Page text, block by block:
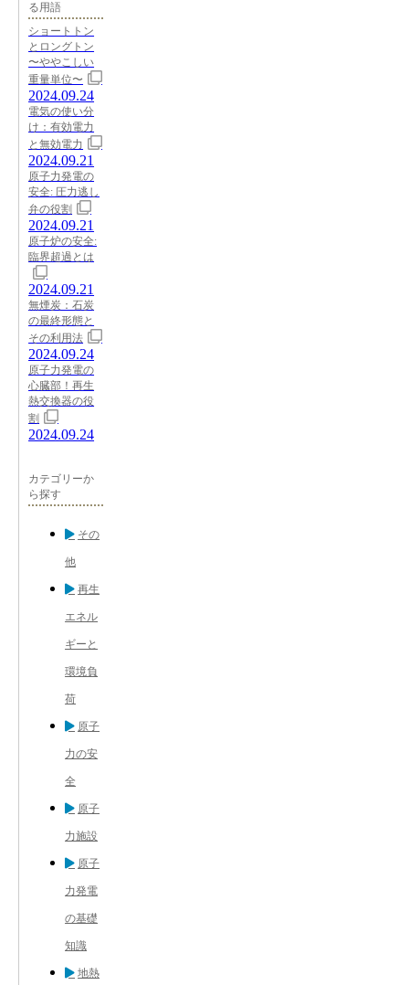
る用語
ショートトン
とロングトン
〜ややこしい
重量単位〜
2024.09.24
電気の使い分
け：有効電力
と無効電力
2024.09.21
原子力発電の
安全: 圧力逃し
弁の役割
2024.09.21
原子炉の安全:
臨界超過とは
2024.09.21
無煙炭：石炭
の最終形態と
その利用法
2024.09.24
原子力発電の
心臓部！再生
熱交換器の役
割
2024.09.24
カテゴリーか
ら探す
その
他
再生
エネル
ギーと
環境負
荷
原子
力の安
全
原子
力施設
原子
力発電
の基礎
知識
地熱